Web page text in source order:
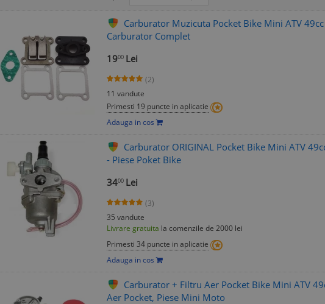
Carburator Muzicuta Pocket Bike Mini ATV
Carburator Complet
1900 Lei
(2)
11 vandute
Primesti 19 puncte in aplicatie
Adauga in cos
Carburator ORIGINAL Pocket Bike Mini ATV
- Piese Poket Bike
3400 Lei
(3)
35 vandute
Livrare gratuita la comenzile de 2000 lei
Primesti 34 puncte in aplicatie
Adauga in cos
Carburator + Filtru Aer Pocket Bike Mini ATV
Aer Pocket, Piese Mini Moto